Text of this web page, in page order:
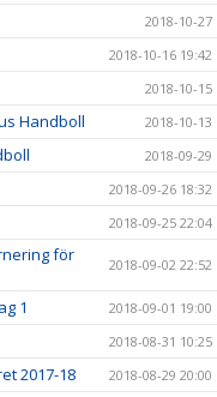
2018-10-27
2018-10-16 19:42
2018-10-15
Handboll 2018-10-13
2018-09-29
2018-09-26 18:32
2018-09-25 22:04
för
2018-09-02 22:52
1 2018-09-01 19:00
2018-08-31 10:25
2017-18 2018-08-29 20:00